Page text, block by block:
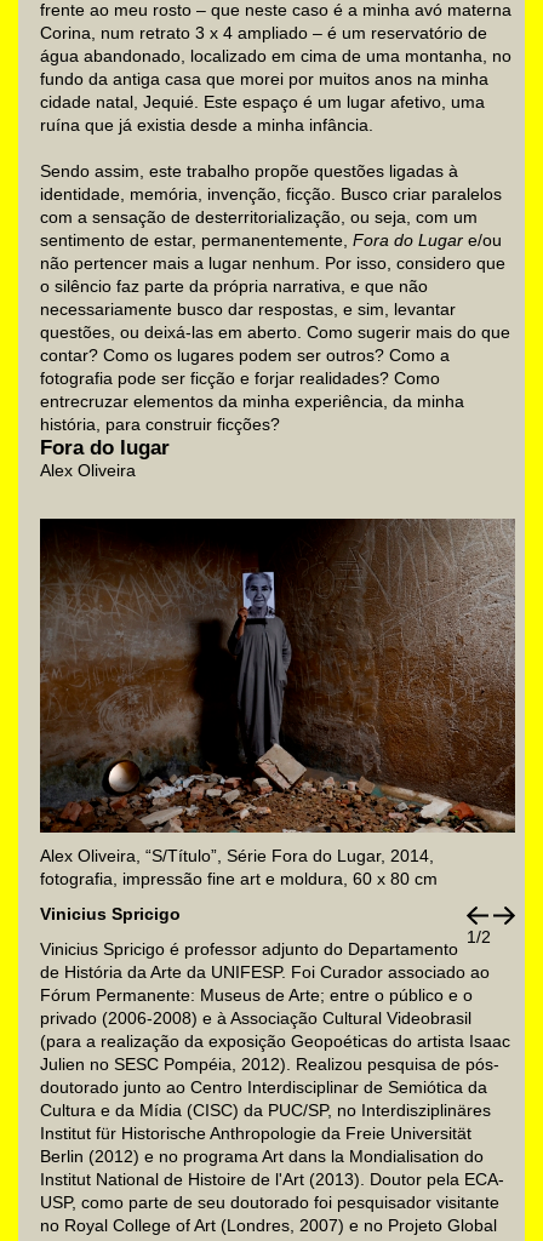
frente ao meu rosto – que neste caso é a minha avó materna
Corina, num retrato 3 x 4 ampliado – é um reservatório de
água abandonado, localizado em cima de uma montanha, no
fundo da antiga casa que morei por muitos anos na minha
cidade natal, Jequié. Este espaço é um lugar afetivo, uma
ruína que já existia desde a minha infância.
Sendo assim, este trabalho propõe questões ligadas à
identidade, memória, invenção, ficção. Busco criar paralelos
com a sensação de desterritorialização, ou seja, com um
sentimento de estar, permanentemente, Fora do Lugare/ou
não pertencer mais a lugar nenhum. Por isso, considero que
o silêncio faz parte da própria narrativa, e que não
necessariamente busco dar respostas, e sim, levantar
questões, ou deixá-las em aberto. Como sugerir mais do que
contar? Como os lugares podem ser outros? Como a
fotografia pode ser ficção e forjar realidades? Como
entrecruzar elementos da minha experiência, da minha
história, para construir ficções?
Fora do lugar
Alex Oliveira
Alex Oliveira, “S/Título”, Série Fora do Lugar, 2014,
fotografia, impressão fine art e moldura, 60 x 80 cm
1/2
Vinicius Spricigo
Vinicius Spricigo é professor adjunto do Departamento
de História da Arte da UNIFESP. Foi Curador associado ao
Fórum Permanente: Museus de Arte; entre o público e o
privado (2006-2008) e à Associação Cultural Videobrasil
(para a realização da exposição Geopoéticas do artista Isaac
Julien no SESC Pompéia, 2012). Realizou pesquisa de pós-
doutorado junto ao Centro Interdisciplinar de Semiótica da
Cultura e da Mídia (CISC) da PUC/SP, no Interdisziplinäres
Institut für Historische Anthropologie da Freie Universität
Berlin (2012) e no programa Art dans la Mondialisation do
Institut National de Histoire de l'Art (2013). Doutor pela ECA-
USP, como parte de seu doutorado foi pesquisador visitante
no Royal College of Art (Londres, 2007) e no Projeto Global